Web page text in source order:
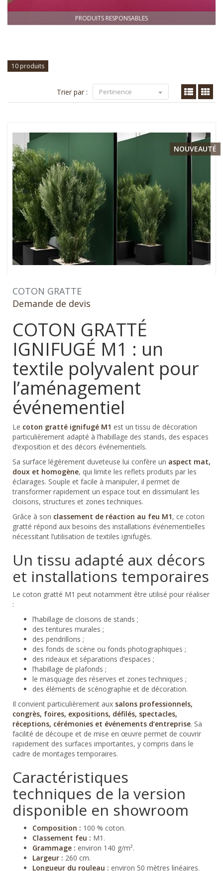
PRODUITS RESPONSABLES
10 produits
Trier par : Pertinence
NOUVEAUTÉ
COTON GRATTE
Demande de devis
COTON GRATTÉ
IGNIFUGÉ M1 : un
textile polyvalent pour
l’aménagement
événementiel
Le coton gratté ignifugé M1 est un tissu de décoration
particulièrement adapté à l’habillage des stands, des espaces
d’exposition et des décors événementiels.
Sa surface légèrement duveteuse lui confère un aspect mat,
doux et homogène, qui limite les reflets produits par les
éclairages. Souple et facile à manipuler, il permet de
transformer rapidement un espace tout en dissimulant les
cloisons, structures et zones techniques.
Grâce à son classement de réaction au feu M1, ce coton
gratté répond aux besoins des installations événementielles
nécessitant l’utilisation de textiles ignifugés.
Un tissu adapté aux décors
et installations temporaires
Le coton gratté M1 peut notamment être utilisé pour réaliser
:
l’habillage de cloisons de stands ;
des tentures murales ;
des pendrillons ;
des fonds de scène ou fonds photographiques ;
des rideaux et séparations d’espaces ;
l’habillage de plafonds ;
le masquage des réserves et zones techniques ;
des éléments de scénographie et de décoration.
Il convient particulièrement aux salons professionnels,
congrès, foires, expositions, défilés, spectacles,
réceptions, cérémonies et événements d’entreprise. Sa
facilité de découpe et de mise en œuvre permet de couvrir
rapidement des surfaces importantes, y compris dans le
cadre de montages temporaires.
Caractéristiques
techniques de la version
disponible en showroom
Composition : 100 % coton.
Classement feu : M1.
Grammage : environ 140 g/m².
Largeur : 260 cm.
Longueur du rouleau : environ 50 mètres linéaires.